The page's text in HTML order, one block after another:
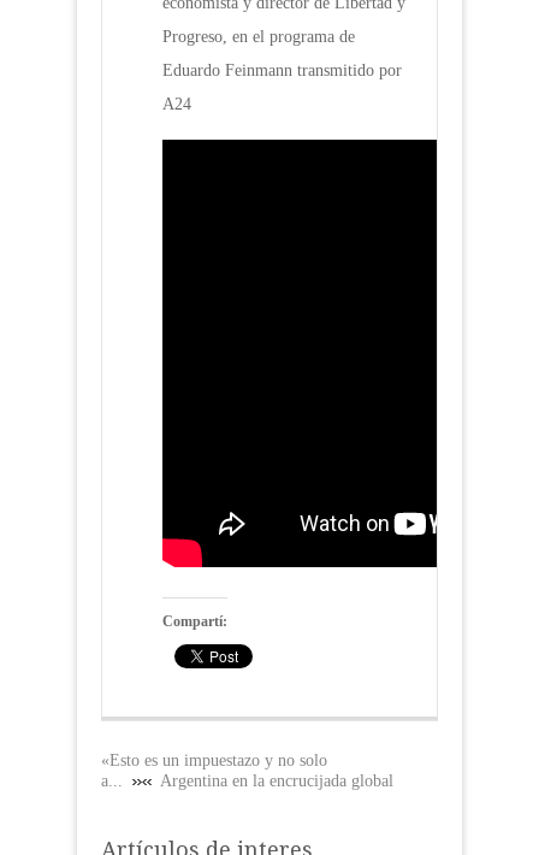
Progreso, en el programa de
Eduardo Feinmann transmitido por
A24
Compartí:
«Esto es un impuestazo y no solo
a...
Argentina en la encrucijada global
Artículos de interes